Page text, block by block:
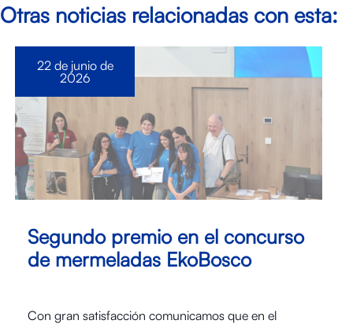
Otras noticias relacionadas con esta:
Segundo premio en el concurso
de mermeladas EkoBosco
Con gran satisfacción comunicamos que en el
22 de junio de
2026